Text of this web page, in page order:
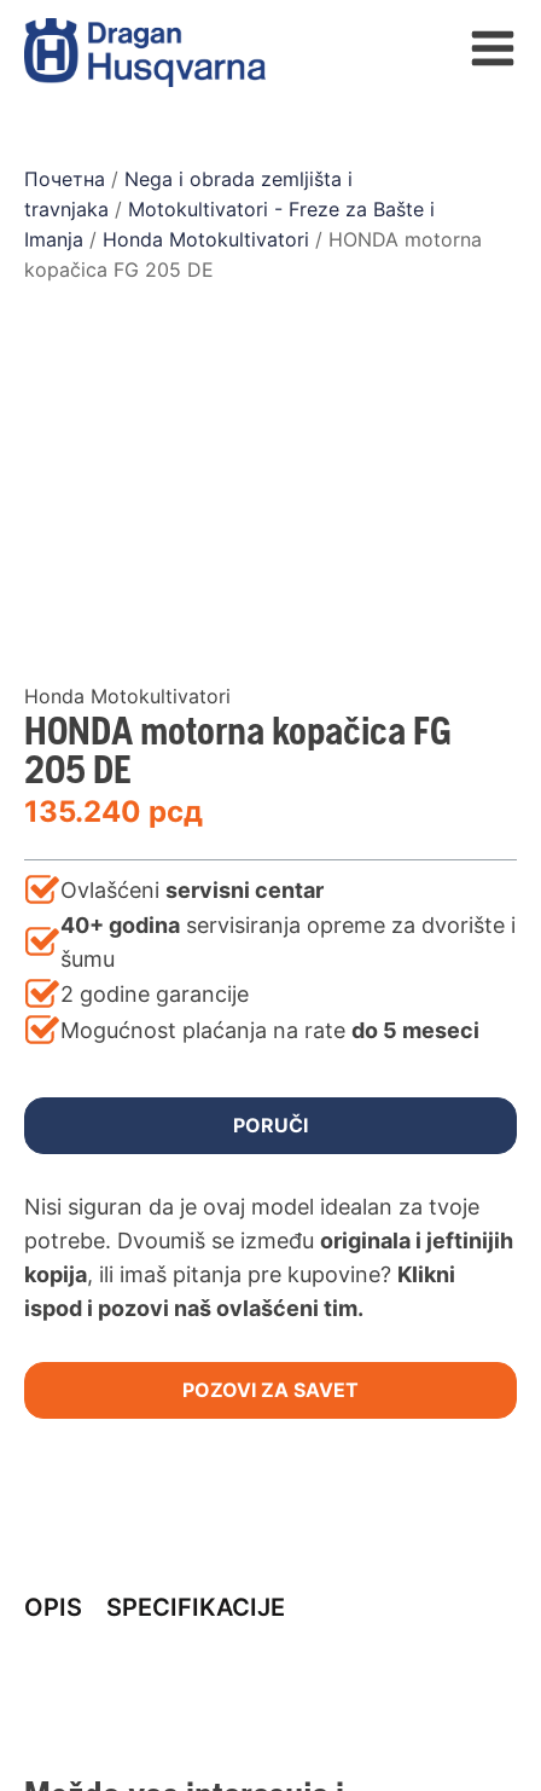
Почетна / Nega i obrada zemljišta i
travnjaka / Motokultivatori - Freze za Bašte i
Imanja / Honda Motokultivatori / HONDA motorna
kopačica FG 205 DE
Honda Motokultivatori
HONDA motorna kopačica FG
205 DE
135.240 рсд
Ovlašćeni servisni centar
40+ godina servisiranja opreme za dvorište i
šumu
2 godine garancije
Mogućnost plaćanja na rate do 5 meseci
PORUČI
Nisi siguran da je ovaj model idealan za tvoje
potrebe. Dvoumiš se između originala i jeftinijih
kopija, ili imaš pitanja pre kupovine? Klikni
ispod i pozovi naš ovlašćeni tim.
POZOVI ZA SAVET
OPIS SPECIFIKACIJE